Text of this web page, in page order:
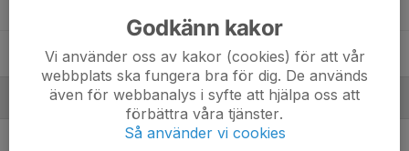
William Edlar
Ledare
Miloš PušacSportchef
Godkänn kakor
Vi använder oss av kakor (cookies) för att vår
webbplats ska fungera bra för dig. De används
även för webbanalys i syfte att hjälpa oss att
förbättra våra tjänster.
Så använder vi cookies